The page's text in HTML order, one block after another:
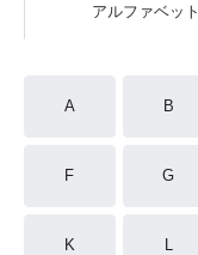
アルファベット
A B
F G
K L